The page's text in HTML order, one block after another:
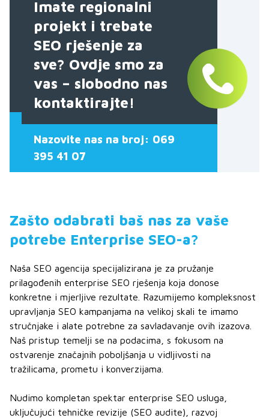
Imate regionalni
projekt i trebate
SEO rješenje za
sve? Ovdje smo za
vas – slobodno nas
kontaktirajte!
Nazovite nas na broj: 069
395 41 07
Zašto odabrati baš nas za vaše
potrebe Enterprise SEO-a?
Naša SEO agencija specijalizirana je za pružanje
prilagođenih enterprise SEO rješenja koja donose
konkretne i mjerljive rezultate. Razumijemo kompleksnost
upravljanja SEO kampanjama na velikoj skali te imamo
stručnjake i alate potrebne za savladavanje ovih izazova.
Naš pristup temelji se na podacima, s fokusom na
ostvarenje značajnih poboljšanja u vidljivosti na
tražilicama, prometu i konverzijama.
Nudimo kompletan spektar enterprise SEO usluga,
uključujući tehničke revizije (SEO audite), razvoj